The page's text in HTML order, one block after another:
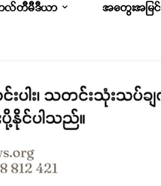
လ်တီမီဒီယာ အတွေးအမြင်